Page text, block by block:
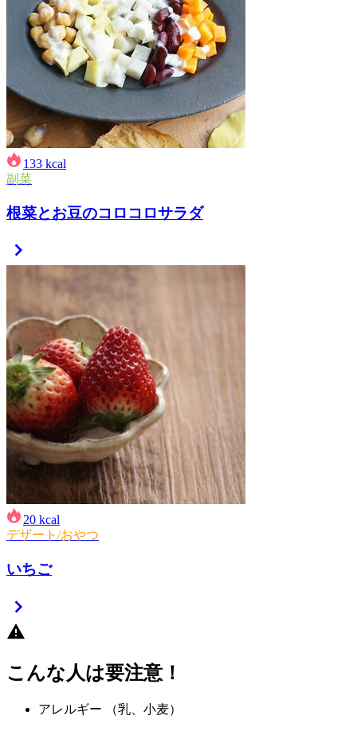
133 kcal
副菜
根菜とお豆のコロコロサラダ
20 kcal
デザート/おやつ
いちご
こんな人は要注意！
アレルギー （乳、小麦）